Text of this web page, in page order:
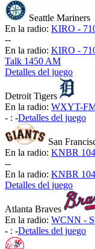
Seattle Mariners
En la radio: KIRO -
--
En la radio: KIRO -
Talk 1450 AM
Detalles del juego
Detroit Tigers
En la radio: WXYT-
- : -Detalles del juego
San
En la radio: KNBR
--
En la radio: KNBR
Detalles del juego
Atlanta Braves
En la radio: WCNN -
- : -Detalles del juego